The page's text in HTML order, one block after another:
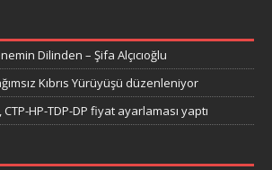
Dilinden – Şifa Alçıcıoğlu
Kıbrıs Yürüyüşü düzenleniyor
HP-TDP-DP fiyat ayarlaması yaptı